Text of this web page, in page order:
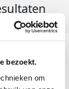
bezoekt.
om